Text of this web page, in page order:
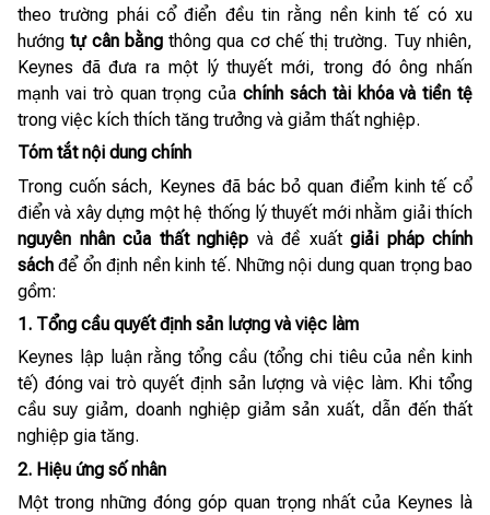
theo trường phái cổ điển đều tin rằng nền kinh tế có xu
hướngtự cân bằngthông qua cơ chế thị trường. Tuy nhiên,
Keynes đã đưa ra một lý thuyết mới, trong đó ông nhấn
mạnh vai trò quan trọng của chính sách tài khóa và tiền tệ
trong việc kích thích tăng trưởng và giảm thất nghiệp.
Tóm tắt nội dung chính
Trong cuốn sách, Keynes đã bác bỏ quan điểm kinh tế cổ
điển và xây dựng một hệ thống lý thuyết mới nhằm giải thích
nguyên nhân của thất nghiệp và đề xuất giải pháp chính
sách để ổn định nền kinh tế. Những nội dung quan trọng bao
gồm:
1. Tổng cầu quyết định sản lượng và việc làm
Keynes lập luận rằng tổng cầu (tổng chi tiêu của nền kinh
tế) đóng vai trò quyết định sản lượng và việc làm. Khi tổng
cầu suy giảm, doanh nghiệp giảm sản xuất, dẫn đến thất
nghiệp gia tăng.
2. Hiệu ứng số nhân
Một trong những đóng góp quan trọng nhất của Keynes là